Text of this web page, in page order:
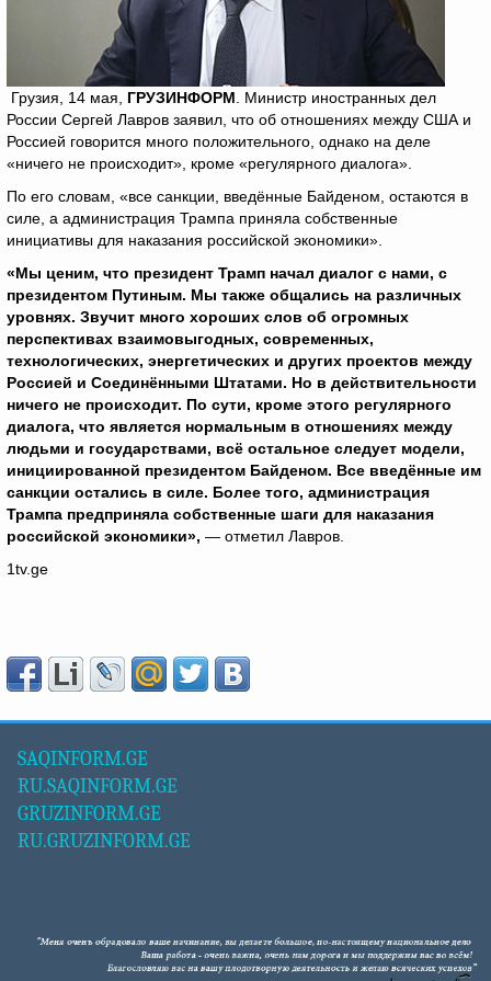
Грузия, 14 мая, ГРУЗИНФОРМ . Министр иностранных дел
России Сергей Лавров заявил, что об отношениях между США и
Россией говорится много положительного, однако на деле
«ничего не происходит», кроме «регулярного диалога».
По его словам, «все санкции, введённые Байденом, остаются в
силе, а администрация Трампа приняла собственные
инициативы для наказания российской экономики».
«Мы ценим, что президент Трамп начал диалог с нами, с
президентом Путиным. Мы также общались на различных
уровнях. Звучит много хороших слов об огромных
перспективах взаимовыгодных, современных,
технологических, энергетических и других проектов между
Россией и Соединёнными Штатами. Но в действительности
ничего не происходит. По сути, кроме этого регулярного
диалога, что является нормальным в отношениях между
людьми и государствами, всё остальное следует модели,
инициированной президентом Байденом. Все введённые им
санкции остались в силе. Более того, администрация
Трампа предприняла собственные шаги для наказания
российской экономики», — отметил Лавров.
1tv.ge
SAQINFORM.GE
RU.SAQINFORM.GE
GRUZINFORM.GE
RU.GRUZINFORM.GE